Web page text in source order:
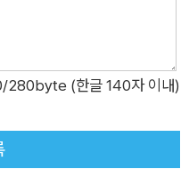
조명합니다. 저는 그 부분을
보았습니다. 저자가 말하는
어나리라 생각되지만 그것이 구
없을 것입니다. 그렇기 때문
회사들의 행보를 더욱 큰 기대
있다는, 우려 섞인 가능성
합현실 헤드셋을 쓰고 가게
이 현명하다고 결론짓는다.
/280byte (한글 140자 이내)